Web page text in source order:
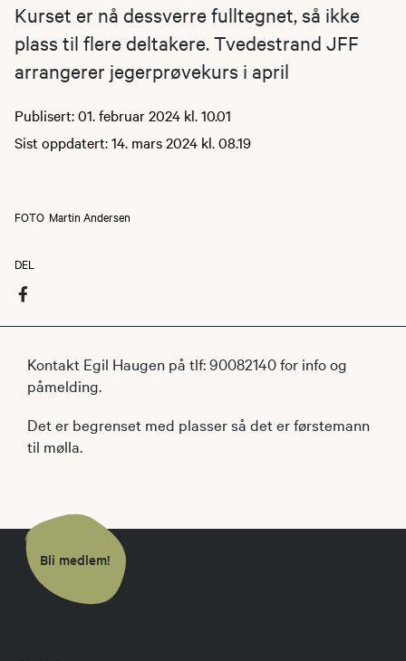
Kurset er nå dessverre fulltegnet, så ikke
plass til flere deltakere. Tvedestrand JFF
arrangerer jegerprøvekurs i april
Publisert: 01. februar 2024 kl. 10.01
Sist oppdatert: 14. mars 2024 kl. 08.19
FOTO Martin Andersen
DEL
Kontakt Egil Haugen på tlf: 90082140 for info og
påmelding.
Det er begrenset med plasser så det er førstemann
til mølla.
Bli medlem!